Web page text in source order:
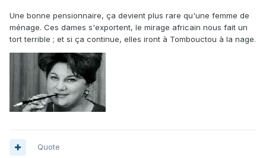
Une bonne pensionnaire, ça devient plus rare qu'une femme de
ménage. Ces dames s'exportent, le mirage africain nous fait un
tort terrible ; et si ça continue, elles iront à Tombouctou à la nage.
Quote